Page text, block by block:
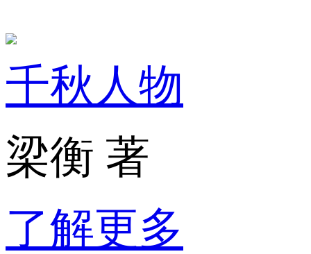
千秋人物
梁衡 著
了解更多